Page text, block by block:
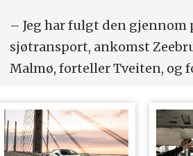
– Jeg har fulgt den gjennom
sjøtransport, ankomst
Malmø, forteller Tveiten, og